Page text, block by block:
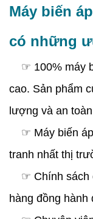
Máy biến
có những
☞ 100% máy
cao. Sản phẩm
lượng và an
☞ Máy biến
tranh nhất thị
☞ Chính sách
hàng đồng hành